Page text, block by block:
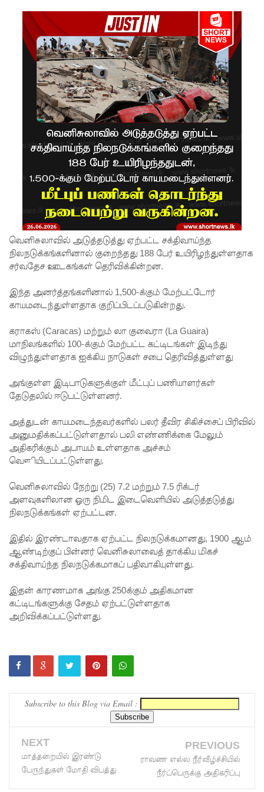
சுகாதார
தொண்டர்
களையும்
உள்வாங்க
வும் -
உதுமா
லெப்பை
விலங்குக
நீர்
வழங்கல்
வடிகால்
சட்டமூலங்
நிறைவேற்
றம்!
146
ரோத
சூதாட்ட
இணையத
ளங்களை
முடக்குமா
உத்தரவு!
பரீட்சைக்
காலத்தில்
இடர்கள்
அறிவிக்க
தொலை
பேசி
இலக்கங்க
ள்!
வெனிசுலாவில் அடுத்தடுத்து ஏற்பட்ட சக்திவாய்ந்த
நிலநடுக்கங்களினால் குறைந்தது 188 பேர் உயிரிழந்துள்ளதாக
சர்வதேச ஊடகங்கள் தெரிவிக்கின்றன.
இந்த அனர்த்தங்களினால் 1,500-க்கும் மேற்பட்டோர்
காயமடைந்துள்ளதாக குறிப்பிடப்படுகின்றது.
கராகஸ் (Caracas) மற்றும் லா குவைரா (La Guaira)
மாநிலங்களில் 100-க்கும் மேற்பட்ட கட்டிடங்கள் இடிந்து
விழுந்துள்ளதாக ஐக்கிய நாடுகள் சபை தெரிவித்துள்ளது
அங்குள்ள இடிபாடுகளுக்குள் மீட்புப் பணியாளர்கள்
தேடுதலில் ஈடுபட்டுள்ளனர்.
அத்துடன் காயமடைந்தவர்களில் பலர் தீவிர சிகிச்சைப் பிரிவில்
அனுமதிக்கப்பட்டுள்ளதால் பலி எண்ணிக்கை மேலும்
அதிகரிக்கும் அபாயம் உள்ளதாக அச்சம்
வௌியிடப்பட்டுள்ளது.
வெனிசுலாவில் நேற்று (25) 7.2 மற்றும் 7.5 ரிக்டர்
அளவுகளிலான ஒரு நிமிட இடைவெளியில் அடுத்தடுத்து
நிலநடுக்கங்கள் ஏற்பட்டன.
இதில் இரண்டாவதாக ஏற்பட்ட நிலநடுக்கமானது, 1900 ஆம்
ஆண்டிற்குப் பின்னர் வெனிசுலாவைத் தாக்கிய மிகச்
சக்திவாய்ந்த நிலநடுக்கமாகப் பதிவாகியுள்ளது.
இதன் காரணமாக அங்கு 250க்கும் அதிகமான
கட்டிடங்களுக்கு சேதம் ஏற்பட்டுள்ளதாக
அறிவிக்கப்பட்டுள்ளது.
Subscribe to this Blog via Email :
NEXT
மாத்தறையில் இரண்டு
பேருந்துகள் மோதி விபத்து
PREVIOUS
ராவண எல்ல நீர்வீழ்ச்சியில்
நீர்ப்பெருக்கு அதிகரிப்பு